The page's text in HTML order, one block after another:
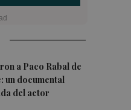
a Paco Rabal de
un documental
del actor